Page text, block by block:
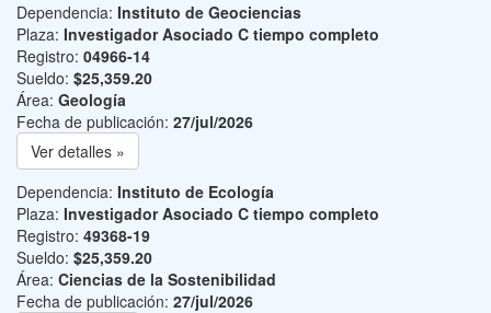
Dependencia: Instituto de Geociencias
Plaza: Investigador Asociado C tiempo completo
Registro: 04966-14
Sueldo: $25,359.20
Área: Geología
Fecha de publicación: 27/jul/2026
Ver detalles »
Dependencia: Instituto de Ecología
Plaza: Investigador Asociado C tiempo completo
Registro: 49368-19
Sueldo: $25,359.20
Área: Ciencias de la Sostenibilidad
Fecha de publicación: 27/jul/2026